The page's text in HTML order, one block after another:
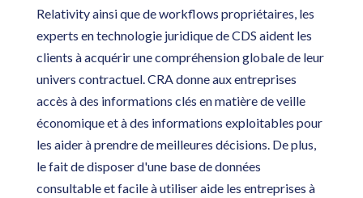
Relativity ainsi que de workflows propriétaires, les
experts en technologie juridique de CDS aident les
clients à acquérir une compréhension globale de leur
univers contractuel. CRA donne aux entreprises
accès à des informations clés en matière de veille
économique et à des informations exploitables pour
les aider à prendre de meilleures décisions. De plus,
le fait de disposer d'une base de données
consultable et facile à utiliser aide les entreprises à